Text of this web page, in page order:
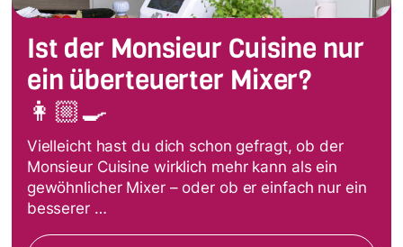
Ist der Monsieur Cuisine nur
ein überteuerter Mixer?
👩🏼‍🍳
Vielleicht hast du dich schon gefragt, ob der
Monsieur Cuisine wirklich mehr kann als ein
gewöhnlicher Mixer – oder ob er einfach nur ein
besserer …